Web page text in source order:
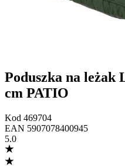
Poduszka na leżak
cm PATIO
Kod 469704
EAN 5907078400945
5.0